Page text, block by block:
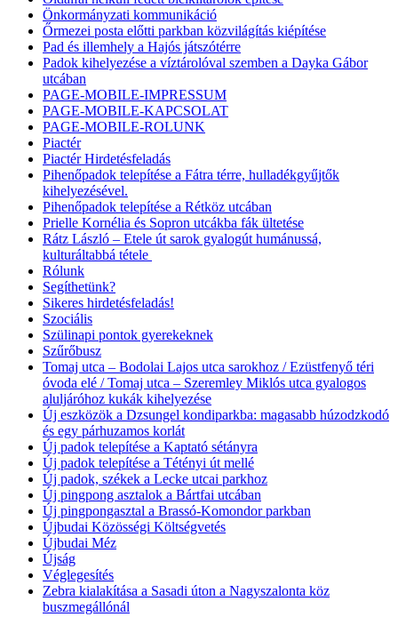
Önkormányzati kommunikáció
Őrmezei posta előtti parkban közvilágítás kiépítése
Pad és illemhely a Hajós játszótérre
Padok kihelyezése a víztárolóval szemben a Dayka Gábor
utcában
PAGE-MOBILE-IMPRESSUM
PAGE-MOBILE-KAPCSOLAT
PAGE-MOBILE-ROLUNK
Piactér
Piactér Hirdetésfeladás
Pihenőpadok telepítése a Fátra térre, hulladékgyűjtők
kihelyezésével.
Pihenőpadok telepítése a Rétköz utcában
Prielle Kornélia és Sopron utcákba fák ültetése
Rátz László – Etele út sarok gyalogút humánussá,
kulturáltabbá tétele
Rólunk
Segíthetünk?
Sikeres hirdetésfeladás!
Szociális
Szülinapi pontok gyerekeknek
Szűrőbusz
Tomaj utca – Bodolai Lajos utca sarokhoz / Ezüstfenyő téri
óvoda elé / Tomaj utca – Szeremley Miklós utca gyalogos
aluljáróhoz kukák kihelyezése
Új eszközök a Dzsungel kondiparkba: magasabb húzodzkodó
és egy párhuzamos korlát
Új padok telepítése a Kaptató sétányra
Új padok telepítése a Tétényi út mellé
Új padok, székek a Lecke utcai parkhoz
Új pingpong asztalok a Bártfai utcában
Új pingpongasztal a Brassó-Komondor parkban
Újbudai Közösségi Költségvetés
Újbudai Méz
Újság
Véglegesítés
Zebra kialakítása a Sasadi úton a Nagyszalonta köz
buszmegállónál